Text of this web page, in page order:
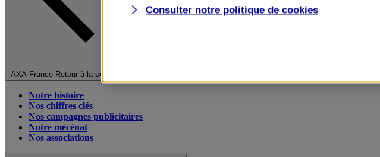
AXA France Retour à la section précédente
Notre histoire
Nos chiffres clés
Nos campagnes publicitaires
Notre mécénat
Nos associations
Consulter notre politique de cookies